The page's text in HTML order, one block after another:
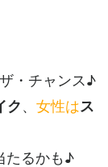
・チャンス♪
ク、 女性はス
たるかも♪